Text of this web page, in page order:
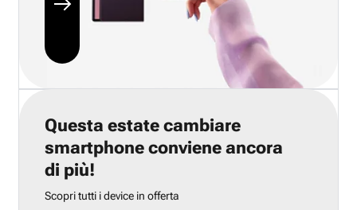
Questa estate cambiare
smartphone conviene ancora
di più!
Scopri tutti i device in offerta